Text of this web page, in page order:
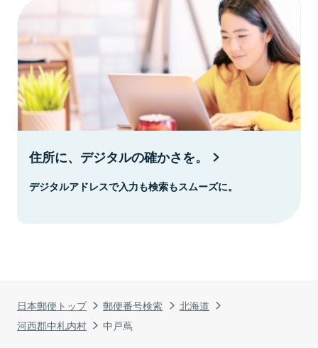
日本郵便トップ 郵便番号検索
北海道
河西郡中札内村
中戸蔦
住所に、デジタルの確かさを。
デジタルアドレスで入力も検索もスムーズに。